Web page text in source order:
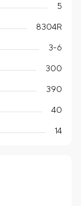
5
8304R
3-6
300
390
40
14